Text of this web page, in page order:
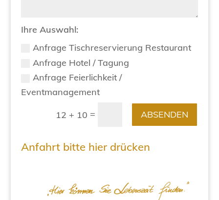
Ihre Auswahl:
Anfrage Tischreservierung Restaurant
Anfrage Hotel / Tagung
Anfrage Feierlichkeit /
Eventmanagement
12 + 10 = ABSENDEN
Anfahrt bitte hier drücken